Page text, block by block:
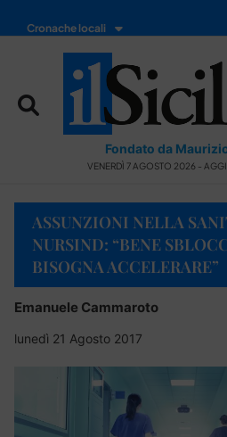
Cronache locali
Fondato da
VENERDÌ 7 AGOSTO 2026 -
ASSUNZIONI NELLA
NURSIND: “BENE
BISOGNA ACCELERARE”
Emanuele Cammaroto
lunedì 21 Agosto 2017